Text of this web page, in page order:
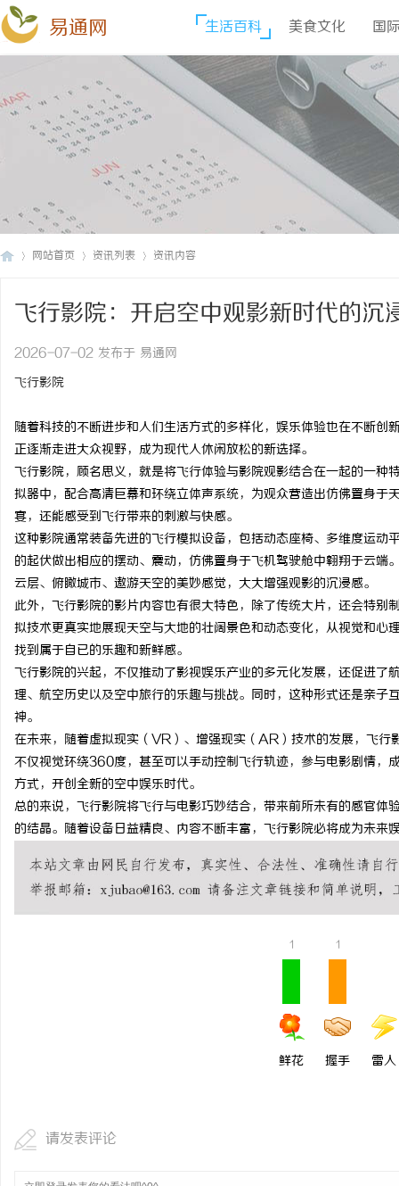
易通网 生活百科 美食文化 国
网站首页 资讯列表 资讯内容
飞行影院：开启空中观影新时代的沉
2026-07-02 发布于 易通网
飞行影院
随着科技的不断进步和人们生活方式的多样化，娱乐体验也在不断
正逐渐走进大众视野，成为现代人休闲放松的新选择。
飞行影院，顾名思义，就是将飞行体验与影院观影结合在一起的一
拟器中，配合高清巨幕和环绕立体声系统，为观众营造出仿佛置身
宴，还能感受到飞行带来的刺激与快感。
这种影院通常装备先进的飞行模拟设备，包括动态座椅、多维度运
的起伏做出相应的摆动、震动，仿佛置身于飞机驾驶舱中翱翔于云
云层、俯瞰城市、遨游天空的美妙感觉，大大增强观影的沉浸感。
此外，飞行影院的影片内容也有很大特色，除了传统大片，还会特
拟技术更真实地展现天空与大地的壮阔景色和动态变化，从视觉和
找到属于自已的乐趣和新鲜感。
飞行影院的兴起，不仅推动了影视娱乐产业的多元化发展，还促进
理、航空历史以及空中旅行的乐趣与挑战。同时，这种形式还是亲
神。
在未来，随着虚拟现实（VR）、增强现实（AR）技术的发展，飞
不仅视觉环绕360度，甚至可以手动控制飞行轨迹，参与电影剧情，
方式，开创全新的空中娱乐时代。
总的来说，飞行影院将飞行与电影巧妙结合，带来前所未有的感官
的结晶。随着设备日益精良、内容不断丰富，飞行影院必将成为未
1
鲜花
1
握手 雷人
请发表评论
临沂成人高考哪家机构